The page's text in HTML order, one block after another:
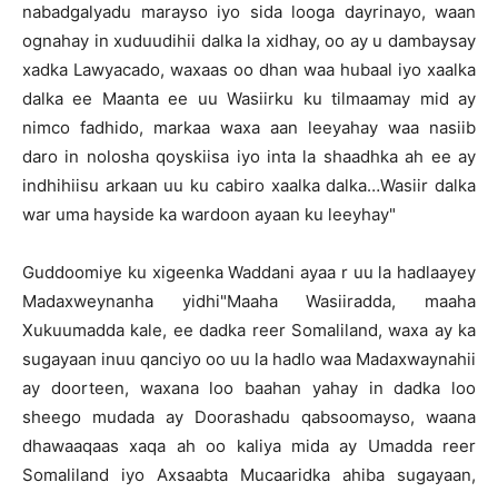
nabadgalyadu marayso iyo sida looga dayrinayo, waan
ognahay in xuduudihii dalka la xidhay, oo ay u dambaysay
xadka Lawyacado, waxaas oo dhan waa hubaal iyo xaalka
dalka ee Maanta ee uu Wasiirku ku tilmaamay mid ay
nimco fadhido, markaa waxa aan leeyahay waa nasiib
daro in nolosha qoyskiisa iyo inta la shaadhka ah ee ay
indhihiisu arkaan uu ku cabiro xaalka dalka…Wasiir dalka
war uma hayside ka wardoon ayaan ku leeyhay"
Guddoomiye ku xigeenka Waddani ayaa r uu la hadlaayey
Madaxweynanha yidhi"Maaha Wasiiradda, maaha
Xukuumadda kale, ee dadka reer Somaliland, waxa ay ka
sugayaan inuu qanciyo oo uu la hadlo waa Madaxwaynahii
ay doorteen, waxana loo baahan yahay in dadka loo
sheego mudada ay Doorashadu qabsoomayso, waana
dhawaaqaas xaqa ah oo kaliya mida ay Umadda reer
Somaliland iyo Axsaabta Mucaaridka ahiba sugayaan,